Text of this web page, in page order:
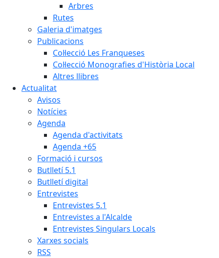
Arbres
Rutes
Galeria d'imatges
Publicacions
Col·lecció Les Franqueses
Col·lecció Monografies d'Història Local
Altres llibres
Actualitat
Avisos
Notícies
Agenda
Agenda d'activitats
Agenda +65
Formació i cursos
Butlletí 5.1
Butlletí digital
Entrevistes
Entrevistes 5.1
Entrevistes a l'Alcalde
Entrevistes Singulars Locals
Xarxes socials
RSS